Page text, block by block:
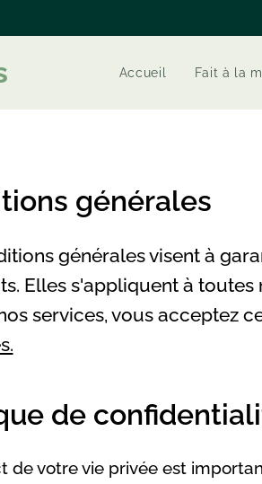
Accueil Fait à la
générales
générales visent à
Elles s'appliquent à
services, vous acceptez
de
de votre vie privée est